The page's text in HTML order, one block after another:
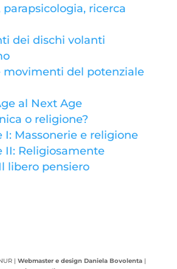
parapsicologia, ricerca
dei dischi volanti
movimenti del potenziale
al Next Age
o religione?
I: Massonerie e religione
II: Religiosamente
libero pensiero
| Webmaster e design Daniela Bovolenta|